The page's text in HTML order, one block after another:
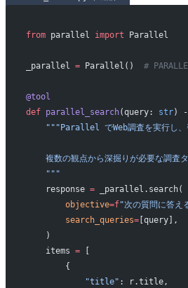
from parallel import Parallel
_parallel = Parallel() #
@tool
def parallel_search(query: str) -
"""Parallel でWeb調査を実行し、
複数の観点から深掘りが必要な調査タ
    """
    response
= _parallel.search(
        objective
=f"次の質問に答え
        search_queries
=[query],
    )
    items
= [
        {
            "title"
: r.title,